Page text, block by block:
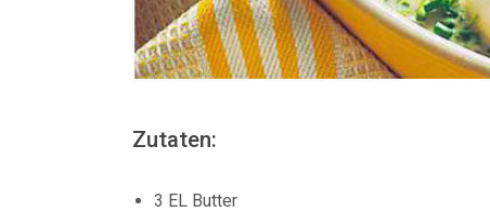
Zutaten:
3 EL Butter